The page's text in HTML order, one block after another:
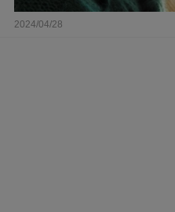
2024/04/28